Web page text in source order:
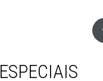
ESPECIAIS